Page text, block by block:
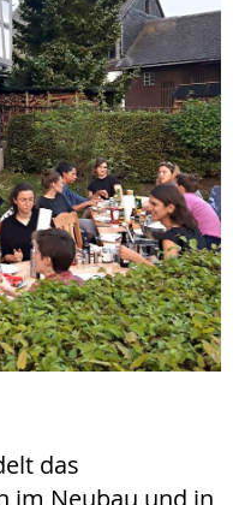
das
im Neubau und in